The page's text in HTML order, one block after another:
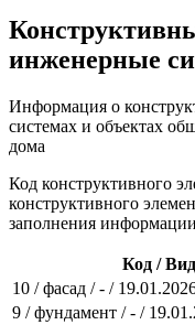
инженерные
Информация о
системах и объектах
дома
Код конструктивного
конструктивного
заполнения информации
Код /
10 / фасад / - /
9 / фундамент / - /